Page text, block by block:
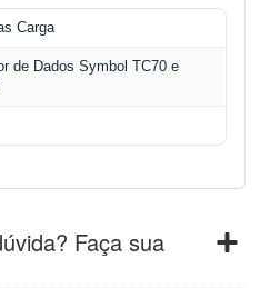
Carga
de Dados Symbol TC70 e
Faça sua